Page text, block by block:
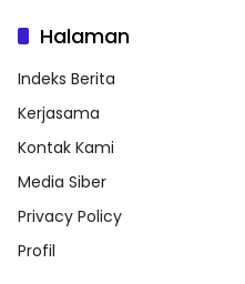
Halaman
Indeks Berita
Kerjasama
Kontak Kami
Media Siber
Privacy Policy
Profil